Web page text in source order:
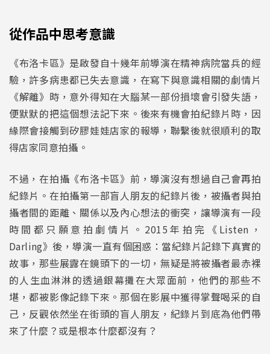
從作品中思考意識
《布洛卡區》是啟發自十幾年前導演在精神病院當兵的經
驗，許多病患都已失去意識，在寫下與意識相關的劇情片
《解離》時，意外得知在大腦某一部份損壞會引發失語，
便默默的把這個想法記下來。後來有機會拍紀錄片時，因
緣際會接觸到矽膠娃娃店家的報導，聯繫後就很順利的取
得店家同意拍攝。
不過，在拍攝《布洛卡區》前，導演沒有想過自己會再拍
紀錄片。在拍攝第一部盲人朋友的紀錄片後，被攝者與拍
攝者間的距離、關係以及內心想法的衝突，讓導演有一段
時間都只願意拍劇情片。2015年拍完《Listen，
Darling》後，導演一直有個困惑：當紀錄片記錄下真實的
故事，那些展露在鏡頭下的一切，無疑是將被攝者最赤裸
的人生血淋淋的透過銀幕攤在大眾面前，他們的那些不
堪，都被影像記錄下來。那個在影展中獲得掌聲喝采的自
己，反觀依然坐在街頭的盲人朋友，紀錄片到底為他們帶
來了什麼？或是根本什麼都沒有？